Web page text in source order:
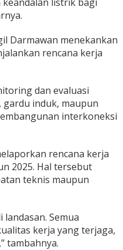
Darmawan menekankan
rencana kerja
dan evaluasi
induk, maupun
interkoneksi
rencana kerja
2025. Hal tersebut
teknis maupun
landasan. Semua
kerja yang terjaga,
tambahnya.